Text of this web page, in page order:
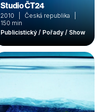
Studio ČT24
2010 | Česká republika |
150 min
Publicistický / Pořady / Show